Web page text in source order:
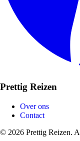
Prettig Reizen
Over ons
Contact
© 2026 Prettig Reizen.